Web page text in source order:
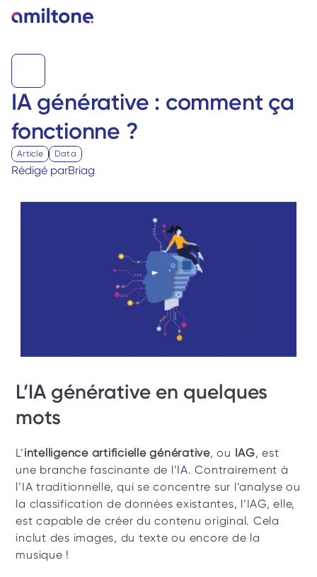
IA générative : comment ça
fonctionne ?
Article Data
Rédigé parBriag
L’IA générative en quelques
mots
L’intelligence artificielle générative, ou IAG, est
une branche fascinante de l’IA. Contrairement à
l’IA traditionnelle, qui se concentre sur l’analyse ou
la classification de données existantes, l’IAG, elle,
est capable de créer du contenu original. Cela
inclut des images, du texte ou encore de la
musique !